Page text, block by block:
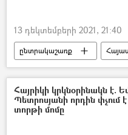
13 դեկտեմբերի 2021, 21:40
ընտրակաշառք
կոռուպցիա
Քրեական
ՏԻՄ ընտրություններ
Հակակոռուպցիոն կոմիտե
Հայրիկի կրկնօրինակն է.
Պետրոսյանի որդին փչում
տորթի մոմը